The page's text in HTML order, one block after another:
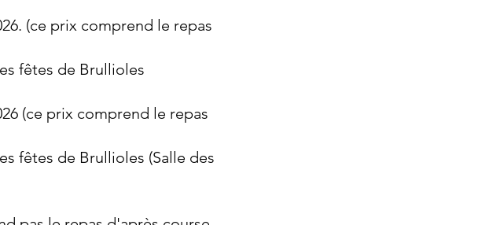
(ce prix comprend le repas
fêtes de Brullioles
(ce prix comprend le repas
fêtes de Brullioles (Salle des